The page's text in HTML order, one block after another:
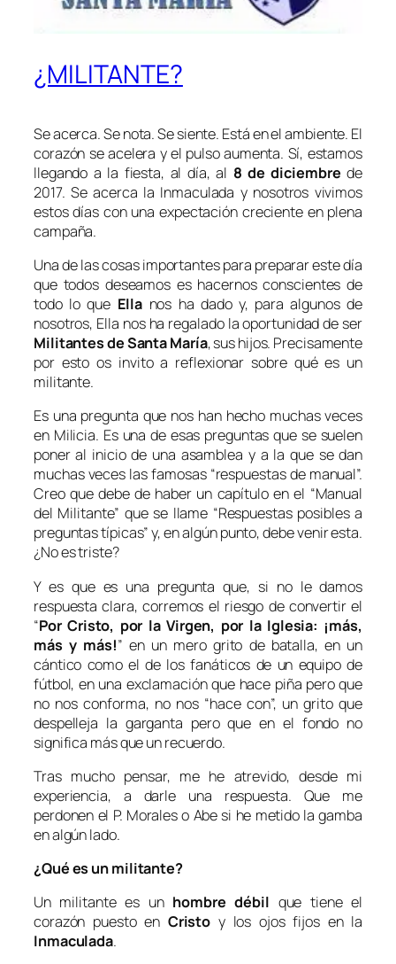
¿MILITANTE?
Se acerca. Se nota. Se siente. Está en el ambiente. El
corazón se acelera y el pulso aumenta. Sí, estamos
llegando a la fiesta, al día, al 8 de diciembre de
2017. Se acerca la Inmaculada y nosotros vivimos
estos días con una expectación creciente en plena
campaña.
Una de las cosas importantes para preparar este día
que todos deseamos es hacernos conscientes de
todo lo que Ella nos ha dado y, para algunos de
nosotros, Ella nos ha regalado la oportunidad de ser
Militantes de Santa María, sus hijos. Precisamente
por esto os invito a reflexionar sobre qué es un
militante.
Es una pregunta que nos han hecho muchas veces
en Milicia. Es una de esas preguntas que se suelen
poner al inicio de una asamblea y a la que se dan
muchas veces las famosas “respuestas de manual”.
Creo que debe de haber un capítulo en el “Manual
del Militante” que se llame “Respuestas posibles a
preguntas típicas” y, en algún punto, debe venir esta.
¿No es triste?
Y es que es una pregunta que, si no le damos
respuesta clara, corremos el riesgo de convertir el
“Por Cristo, por la Virgen, por la Iglesia: ¡más,
más y más!” en un mero grito de batalla, en un
cántico como el de los fanáticos de un equipo de
fútbol, en una exclamación que hace piña pero que
no nos conforma, no nos “hace con”, un grito que
despelleja la garganta pero que en el fondo no
significa más que un recuerdo.
Tras mucho pensar, me he atrevido, desde mi
experiencia, a darle una respuesta. Que me
perdonen el P. Morales o Abe si he metido la gamba
en algún lado.
¿Qué es un militante?
Un militante es un hombre débil que tiene el
corazón puesto en Cristo y los ojos fijos en la
Inmaculada.